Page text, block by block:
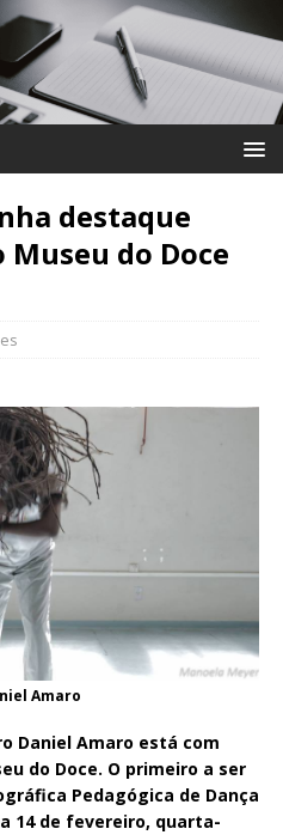
destaque
do Doce
Amaro
Daniel Amaro está com
do Doce. O primeiro a ser
Pedagógica de Dança
14 de fevereiro, quarta-